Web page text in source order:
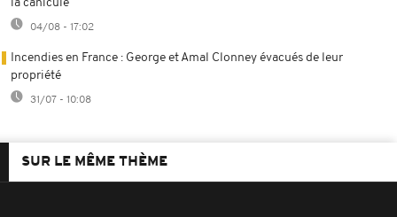
la canicule
04/08 - 17:02
Incendies en France : George et Amal Clonney évacués de leur
propriété
31/07 - 10:08
SUR LE MÊME THÈME